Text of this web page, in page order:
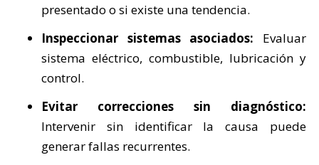
presentado o si existe una tendencia.
Inspeccionar sistemas asociados: Evaluar
sistema eléctrico, combustible, lubricación y
control.
Evitar correcciones sin diagnóstico:
Intervenir sin identificar la causa puede
generar fallas recurrentes.